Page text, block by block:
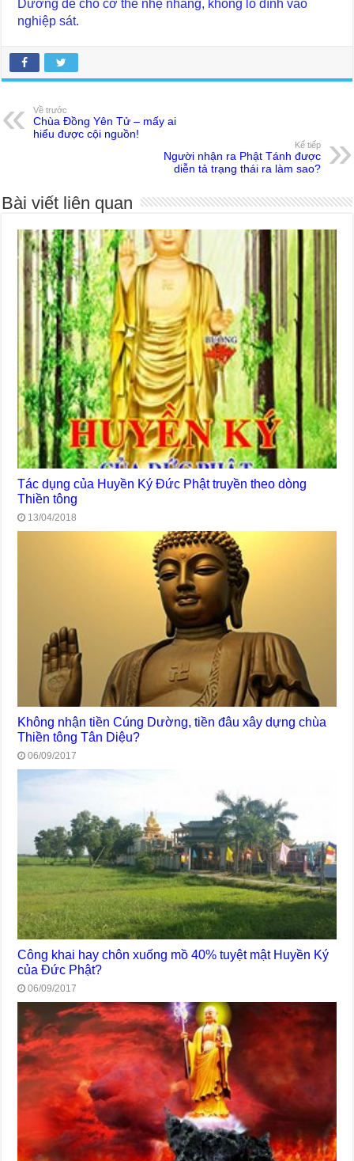
Dương để cho cơ thể nhẹ nhàng, không lo dính vào
nghiệp sát.
Về trước
Chùa Đồng Yên Tử – mấy ai
hiểu được cội nguồn!
Kế tiếp
Người nhận ra Phật Tánh được
diễn tả trạng thái ra làm sao?
Bài viết liên quan
Tác dụng của Huyền Ký Đức Phật truyền theo dòng
Thiền tông
13/04/2018
Không nhận tiền Cúng Dường, tiền đâu xây dựng chùa
Thiền tông Tân Diệu?
06/09/2017
Công khai hay chôn xuống mồ 40% tuyệt mật Huyền Ký
của Đức Phật?
06/09/2017